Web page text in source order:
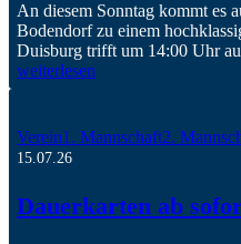
An diesem Sonntag kommt es
Bodendorf zu einem
Duisburg trifft um 14:00 Uhr
weiterlesen
Verein1. Mannschaft2.
15.07.26
Dauerkarten ab